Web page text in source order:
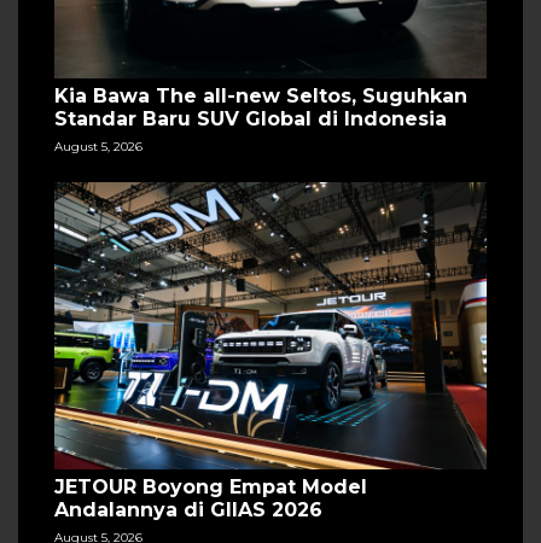
Kia Bawa The all-new Seltos, Suguhkan
Standar Baru SUV Global di Indonesia
August 5, 2026
JETOUR Boyong Empat Model
Andalannya di GIIAS 2026
August 5, 2026